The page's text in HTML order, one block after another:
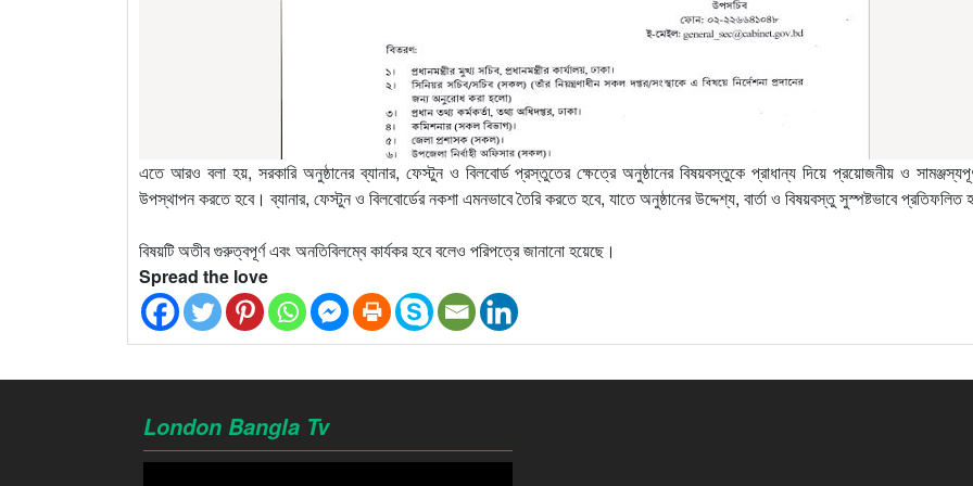
এতে আরও বলা হয়, সরকারি অনুষ্ঠানের ব্যানার, ফেস্টুন ও বিলবোর্ড প্রস্তুতের ক্ষেত্রে অনুষ্ঠানের বিষয়বস্তুকে প্রাধান্য দিয়ে প্রয়োজনীয় ও
উপস্থাপন করতে হবে। ব্যানার, ফেস্টুন ও বিলবোর্ডের নকশা এমনভাবে তৈরি করতে হবে, যাতে অনুষ্ঠানের উদ্দেশ্য, বার্তা ও বিষয়বস্তু সুস্পষ্টভাবে প্রতিফলিত
বিষয়টি অতীব গুরুত্বপূর্ণ এবং অনতিবিলম্বে কার্যকর হবে বলেও পরিপত্রে জানানো হয়েছে।
Spread the love
London Bangla Tv